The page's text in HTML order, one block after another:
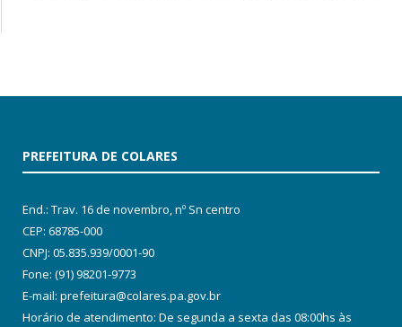
PREFEITURA DE COLARES
End.: Trav. 16 de novembro, nº Sn centro
CEP: 68785-000
CNPJ: 05.835.939/0001-90
Fone: (91) 98201-9773
E-mail: prefeitura@colares.pa.gov.br
Horário de atendimento: De segunda a sexta das 08:00hs às